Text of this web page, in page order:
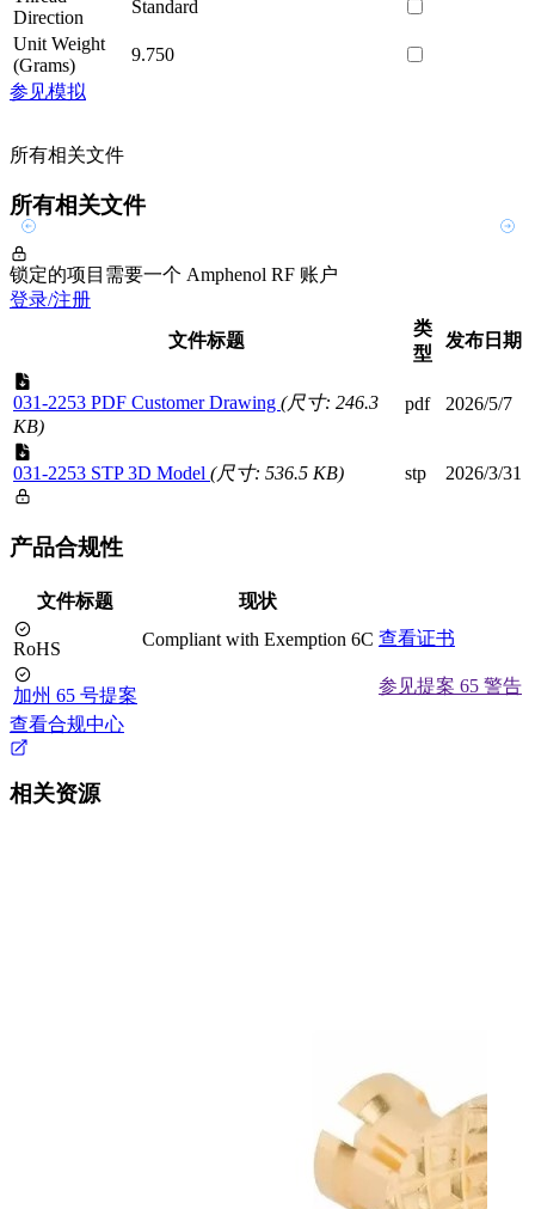
Direction
Standard
Unit Weight
(Grams)
9.750
参见模拟
所有相关文件
所有相关文件
锁定的项目需要一个 Amphenol RF 账户
登录/注册
文件标题
类
型
发布日期
031-2253 PDF Customer Drawing (尺寸: 246.3
KB)
pdf 2026/5/7
031-2253 STP 3D Model (尺寸: 536.5 KB) stp 2026/3/31
产品合规性
文件标题 现状
RoHS Compliant with Exemption 6C 查看证书
加州 65 号提案
参见提案 65 警告
查看合规中心
相关资源